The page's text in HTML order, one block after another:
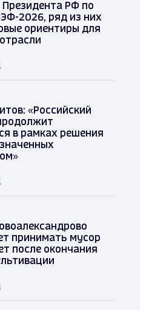
Президента РФ по
2026, ряд из них
ориентиры для
«Российский
в рамках решения
принимать мусор
после окончания